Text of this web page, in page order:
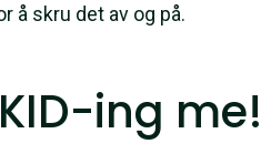
å skru det av og på.
ing